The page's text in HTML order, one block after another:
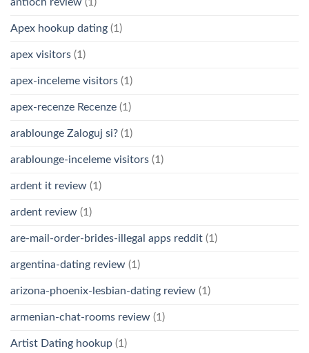
Apex hookup dating (1)
apex visitors (1)
apex-inceleme visitors (1)
apex-recenze Recenze (1)
arablounge Zaloguj si? (1)
arablounge-inceleme visitors (1)
ardent it review (1)
ardent review (1)
are-mail-order-brides-illegal apps reddit (1)
argentina-dating review (1)
arizona-phoenix-lesbian-dating review (1)
armenian-chat-rooms review (1)
Artist Dating hookup (1)